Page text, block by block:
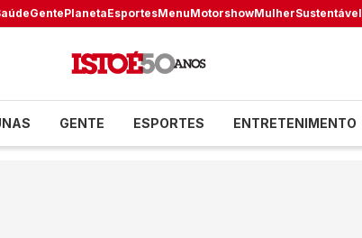
GentePlanetaEsportesMenuMotorshowMulherSustentável
GENTE ESPORTES ENTRETENIMENTO